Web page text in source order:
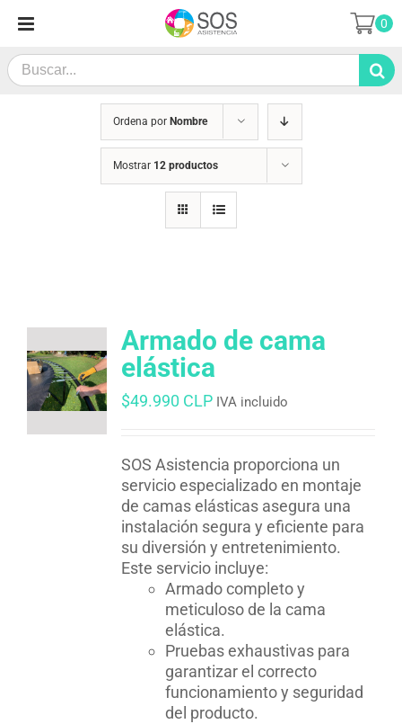
contenido
Search
for:
0
Ordena por Nombre
Mostrar 12 productos
Armado de cama
elástica
$49.990 CLP IVA incluido
SOS Asistencia proporciona un
servicio especializado en montaje
de camas elásticas asegura una
instalación segura y eficiente para
su diversión y entretenimiento.
Este servicio incluye:
Armado completo y
meticuloso de la cama
elástica.
Pruebas exhaustivas para
garantizar el correcto
funcionamiento y seguridad
del producto.